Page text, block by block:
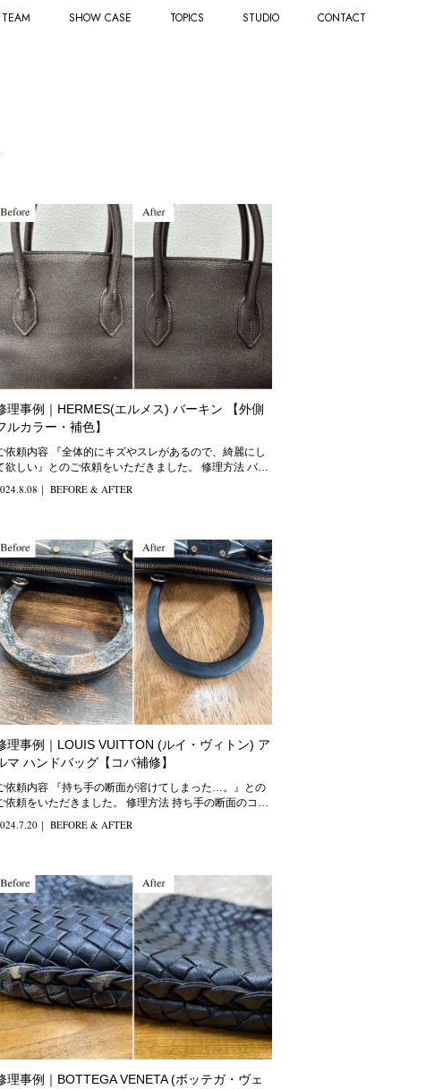
SHOW CASE TOPICS STUDIO CONTACT
理事例｜HERMES(エルメス) バーキン 【外側
ルカラー・補色】
内容 『全体的にキズやスレがあるので、綺麗にし
欲しい』とのご依頼をいただきました。 修理方法 バー
｜ BEFORE & AFTER
理事例｜LOUIS VUITTON (ルイ・ヴィトン) ア
マ ハンドバッグ【コバ補修】
内容 『持ち手の断面が溶けてしまった…。』との
頼をいただきました。 修理方法 持ち手の断面のコー
｜ BEFORE & AFTER
理事例｜BOTTEGA VENETA (ボッテガ・ヴェ